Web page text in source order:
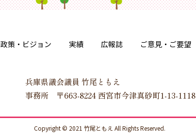
政策・ビジョン 実績 広報誌 ご意見・ご要望
兵庫県議会議員 竹尾ともえ
事務所 〒663-8224 西宮市今津真砂町1-13-1118
Copyright © 2021 竹尾ともえ All Rights Reserved.